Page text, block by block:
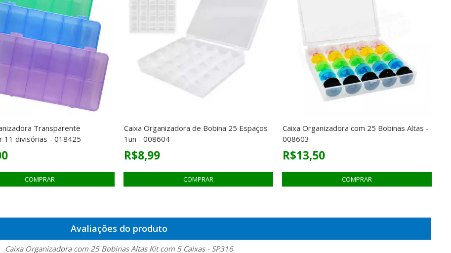
Transparente
11 divisórias - 018425
Caixa Organizadora de Bobina 25 Espaços
1un - 008604
R$8,99
Caixa Organizadora com 25 Bobinas Altas -
008603
R$13,50
Avaliações do produto
Caixa Organizadora com 25 Bobinas Altas Kit com 5 Caixas - SP316